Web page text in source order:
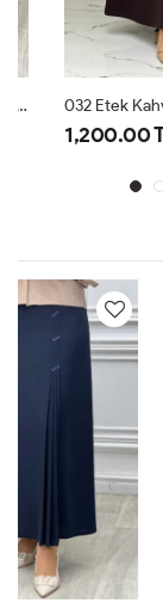
032 Etek
1,200.00 TL